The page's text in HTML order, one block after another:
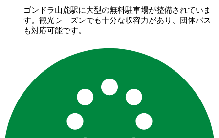
ゴンドラ山麓駅に大型の無料駐車場が整備されていま
す。観光シーズンでも十分な収容力があり、団体バス
も対応可能です。